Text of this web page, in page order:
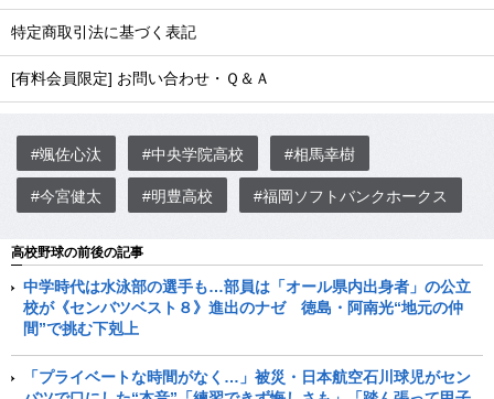
特定商取引法に基づく表記
[有料会員限定] お問い合わせ・Ｑ＆Ａ
#颯佐心汰 #中央学院高校 #相馬幸樹
#今宮健太 #明豊高校 #福岡ソフトバンクホークス
高校野球の前後の記事
中学時代は水泳部の選手も…部員は「オール県内出身者」の公立
校が《センバツベスト８》進出のナゼ 徳島・阿南光“地元の仲
間”で挑む下剋上
「プライベートな時間がなく…」被災・日本航空石川球児がセン